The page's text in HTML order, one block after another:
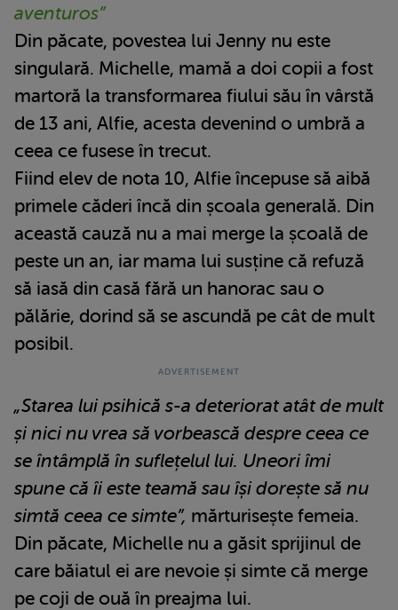
aventuros”
Din păcate, povestea lui Jenny nu este
singulară. Michelle, mamă a doi copii a fost
martoră la transformarea fiului său în vârstă
de 13 ani, Alfie, acesta devenind o umbră a
ceea ce fusese în trecut.
Fiind elev de nota 10, Alfie începuse să aibă
primele căderi încă din școala generală. Din
această cauză nu a mai merge la școală de
peste un an, iar mama lui susține că refuză
să iasă din casă fără un hanorac sau o
pălărie, dorind să se ascundă pe cât de mult
posibil.
„Starea lui psihică s-a deteriorat atât de mult
și nici nu vrea să vorbească despre ceea ce
se întâmplă în suflețelul lui. Uneori îmi
spune că îi este teamă sau își dorește să nu
simtă ceea ce simte”, mărturisește femeia.
Din păcate, Michelle nu a găsit sprijinul de
care băiatul ei are nevoie și simte că merge
pe coji de ouă în preajma lui.